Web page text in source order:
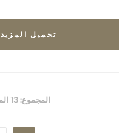
تحميل المزيد 12 المنتجات
المجموع: 13 المنتجات / 2 صفحات